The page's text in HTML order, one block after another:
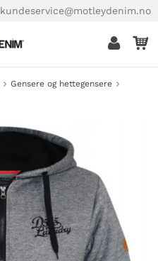
kundeservice@motleydenim.no
Gensere og hettegensere